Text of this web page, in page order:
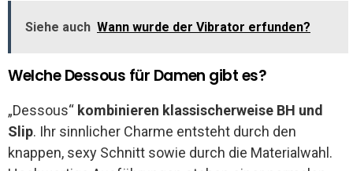
Siehe auch Wann wurde der Vibrator erfunden?
Welche Dessous für Damen gibt es?
„Dessous“ kombinieren klassischerweise BH und
Slip. Ihr sinnlicher Charme entsteht durch den
knappen, sexy Schnitt sowie durch die Materialwahl.